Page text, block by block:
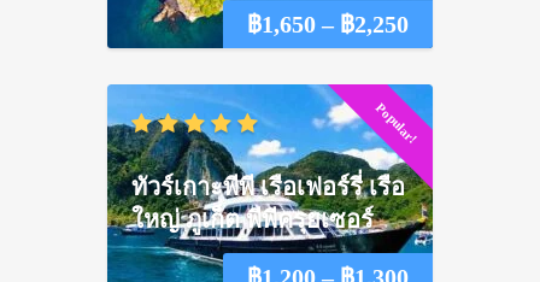
฿1,650 – ฿2,250Price
฿1,650
through
฿2,250
Popular!
฿1,200 – ฿1,300Price
ทัวร์เกาะพีพี เรือเฟอร์รี่ เรือ
ใหญ่ ภูเก็ต พีพีครุยเซอร์